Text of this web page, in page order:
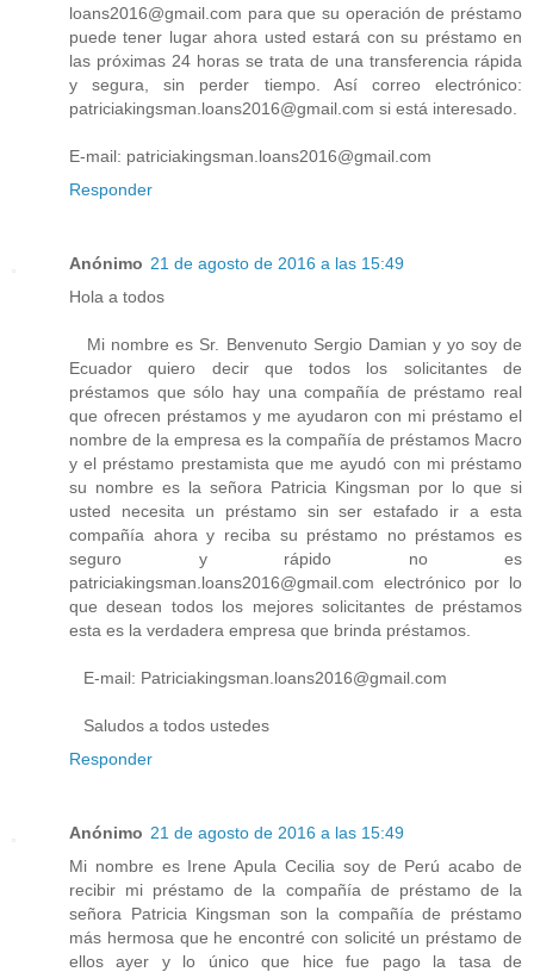
loans2016@gmail.com para que su operación de préstamo
puede tener lugar ahora usted estará con su préstamo en
las próximas 24 horas se trata de una transferencia rápida
y segura, sin perder tiempo. Así correo electrónico:
patriciakingsman.loans2016@gmail.com si está interesado.
E-mail: patriciakingsman.loans2016@gmail.com
Responder
Anónimo 21 de agosto de 2016 a las 15:49
Hola a todos
Mi nombre es Sr. Benvenuto Sergio Damian y yo soy de
Ecuador quiero decir que todos los solicitantes de
préstamos que sólo hay una compañía de préstamo real
que ofrecen préstamos y me ayudaron con mi préstamo el
nombre de la empresa es la compañía de préstamos Macro
y el préstamo prestamista que me ayudó con mi préstamo
su nombre es la señora Patricia Kingsman por lo que si
usted necesita un préstamo sin ser estafado ir a esta
compañía ahora y reciba su préstamo no préstamos es
seguro y rápido no es
patriciakingsman.loans2016@gmail.com electrónico por lo
que desean todos los mejores solicitantes de préstamos
esta es la verdadera empresa que brinda préstamos.
E-mail: Patriciakingsman.loans2016@gmail.com
Saludos a todos ustedes
Responder
Anónimo 21 de agosto de 2016 a las 15:49
Mi nombre es Irene Apula Cecilia soy de Perú acabo de
recibir mi préstamo de la compañía de préstamo de la
señora Patricia Kingsman son la compañía de préstamo
más hermosa que he encontré con solicité un préstamo de
ellos ayer y lo único que hice fue pago la tasa de